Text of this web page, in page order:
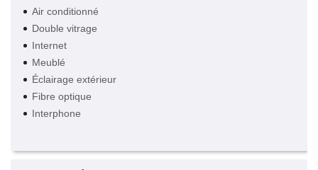
Air conditionné
Double vitrage
Internet
Meublé
Éclairage extérieur
Fibre optique
Interphone